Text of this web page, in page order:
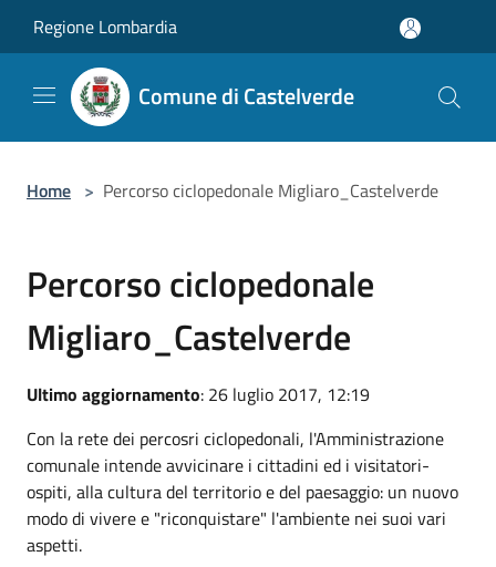
Regione Lombardia
Comune di Castelverde
Home > Percorso ciclopedonale Migliaro_Castelverde
Percorso ciclopedonale
Migliaro_Castelverde
Ultimo aggiornamento: 26 luglio 2017, 12:19
Con la rete dei percosri ciclopedonali, l'Amministrazione
comunale intende avvicinare i cittadini ed i visitatori-
ospiti, alla cultura del territorio e del paesaggio: un nuovo
modo di vivere e "riconquistare" l'ambiente nei suoi vari
aspetti.